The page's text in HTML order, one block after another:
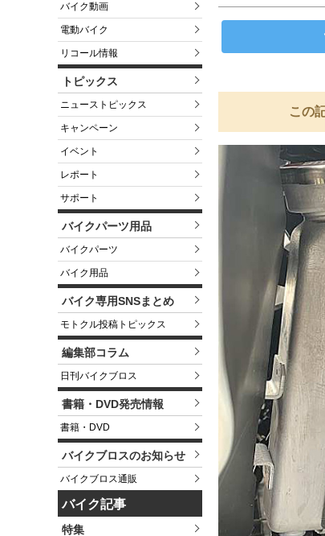
バイク動画
電動バイク
リコール情報
トピックス
ニューストピックス
キャンペーン
イベント
レポート
サポート
バイクパーツ用品
バイクパーツ
バイク用品
バイク専用SNSまとめ
モトクル投稿トピックス
編集部コラム
日刊バイクブロス
書籍・DVD発売情報
書籍・DVD
バイクブロスのお知らせ
バイクブロス通販
バイク記事
特集
この